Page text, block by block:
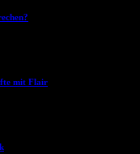
mit Flair